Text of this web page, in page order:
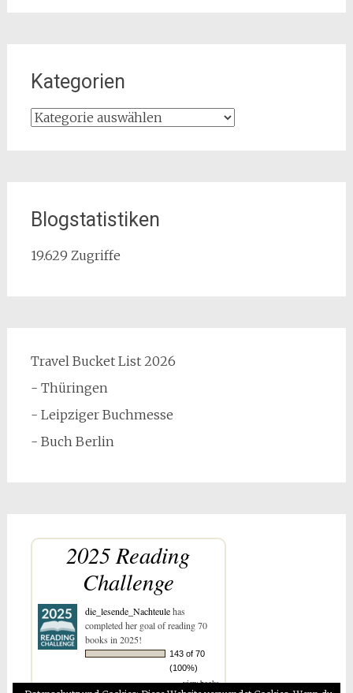
Kategorien
Kategorien
Blogstatistiken
19.629 Zugriffe
Travel Bucket List 2026
- Thüringen
- Leipziger Buchmesse
- Buch Berlin
2025 Reading
Challenge
die_lesende_Nachteulehas
completed her goal of reading 70
books in 2025!
143 of 70
(100%)
view books